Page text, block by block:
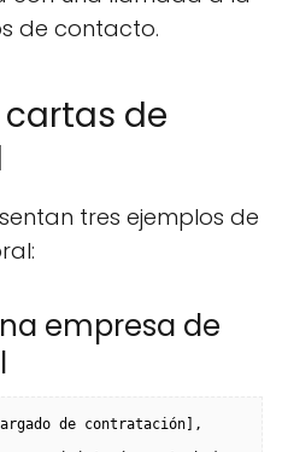
de contacto.
de
tres ejemplos de
empresa de
de contratación],